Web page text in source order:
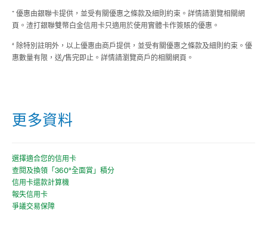
⁺ 優惠由銀聯卡提供，並受有關優惠之條款及細則約束。詳情請瀏覽相關網
頁。渣打銀聯雙幣白金信用卡只適用於使用實體卡作簽賬的優惠。
#
除特別註明外，以上優惠由商戶提供，並受有關優惠之條款及細則約束。優
惠數量有限，送/售完即止。詳情請瀏覽商戶的相關網頁。
更多資料
選擇適合您的信用卡
查閱及換領「360°全面賞」積分
信用卡還款計算機
報失信用卡
爭議交易保障